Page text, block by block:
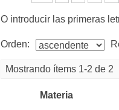
O introducir las primeras
Orden:
Mostrando ítems 1-2 de 2
Materia